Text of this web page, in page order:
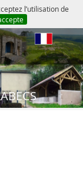
l’utilisation de